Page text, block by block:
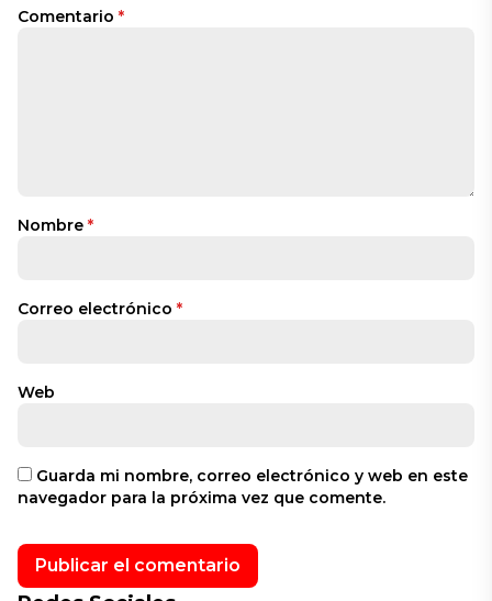
Comentario *
Nombre *
Correo electrónico *
Web
Guarda mi nombre, correo electrónico y web en este
navegador para la próxima vez que comente.